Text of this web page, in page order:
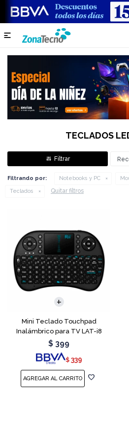

TECLADOS
Filtrando por: Notebooks y PC
Teclados
Quitar filtros
Mini Teclado Touchpad
Inalámbrico para TV LAT-i8
$ 399
$ 339